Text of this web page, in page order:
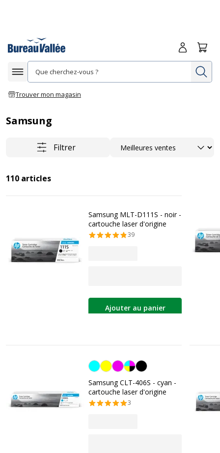
Afficher la navigation
Trouver mon magasin
Me
Samsung
Filtrer Trier
110 articles
Samsung MLT-D111S - noir -
cartouche laser d'origine
39
Ajouter au panier
Cyan
Samsung CLT-406S - cyan -
cartouche laser d'origine
3